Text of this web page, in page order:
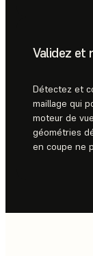
Validez et
Détectez et
maillage qui
moteur de
géométries
en coupe ne